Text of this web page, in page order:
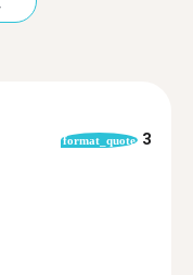
format_quote 3